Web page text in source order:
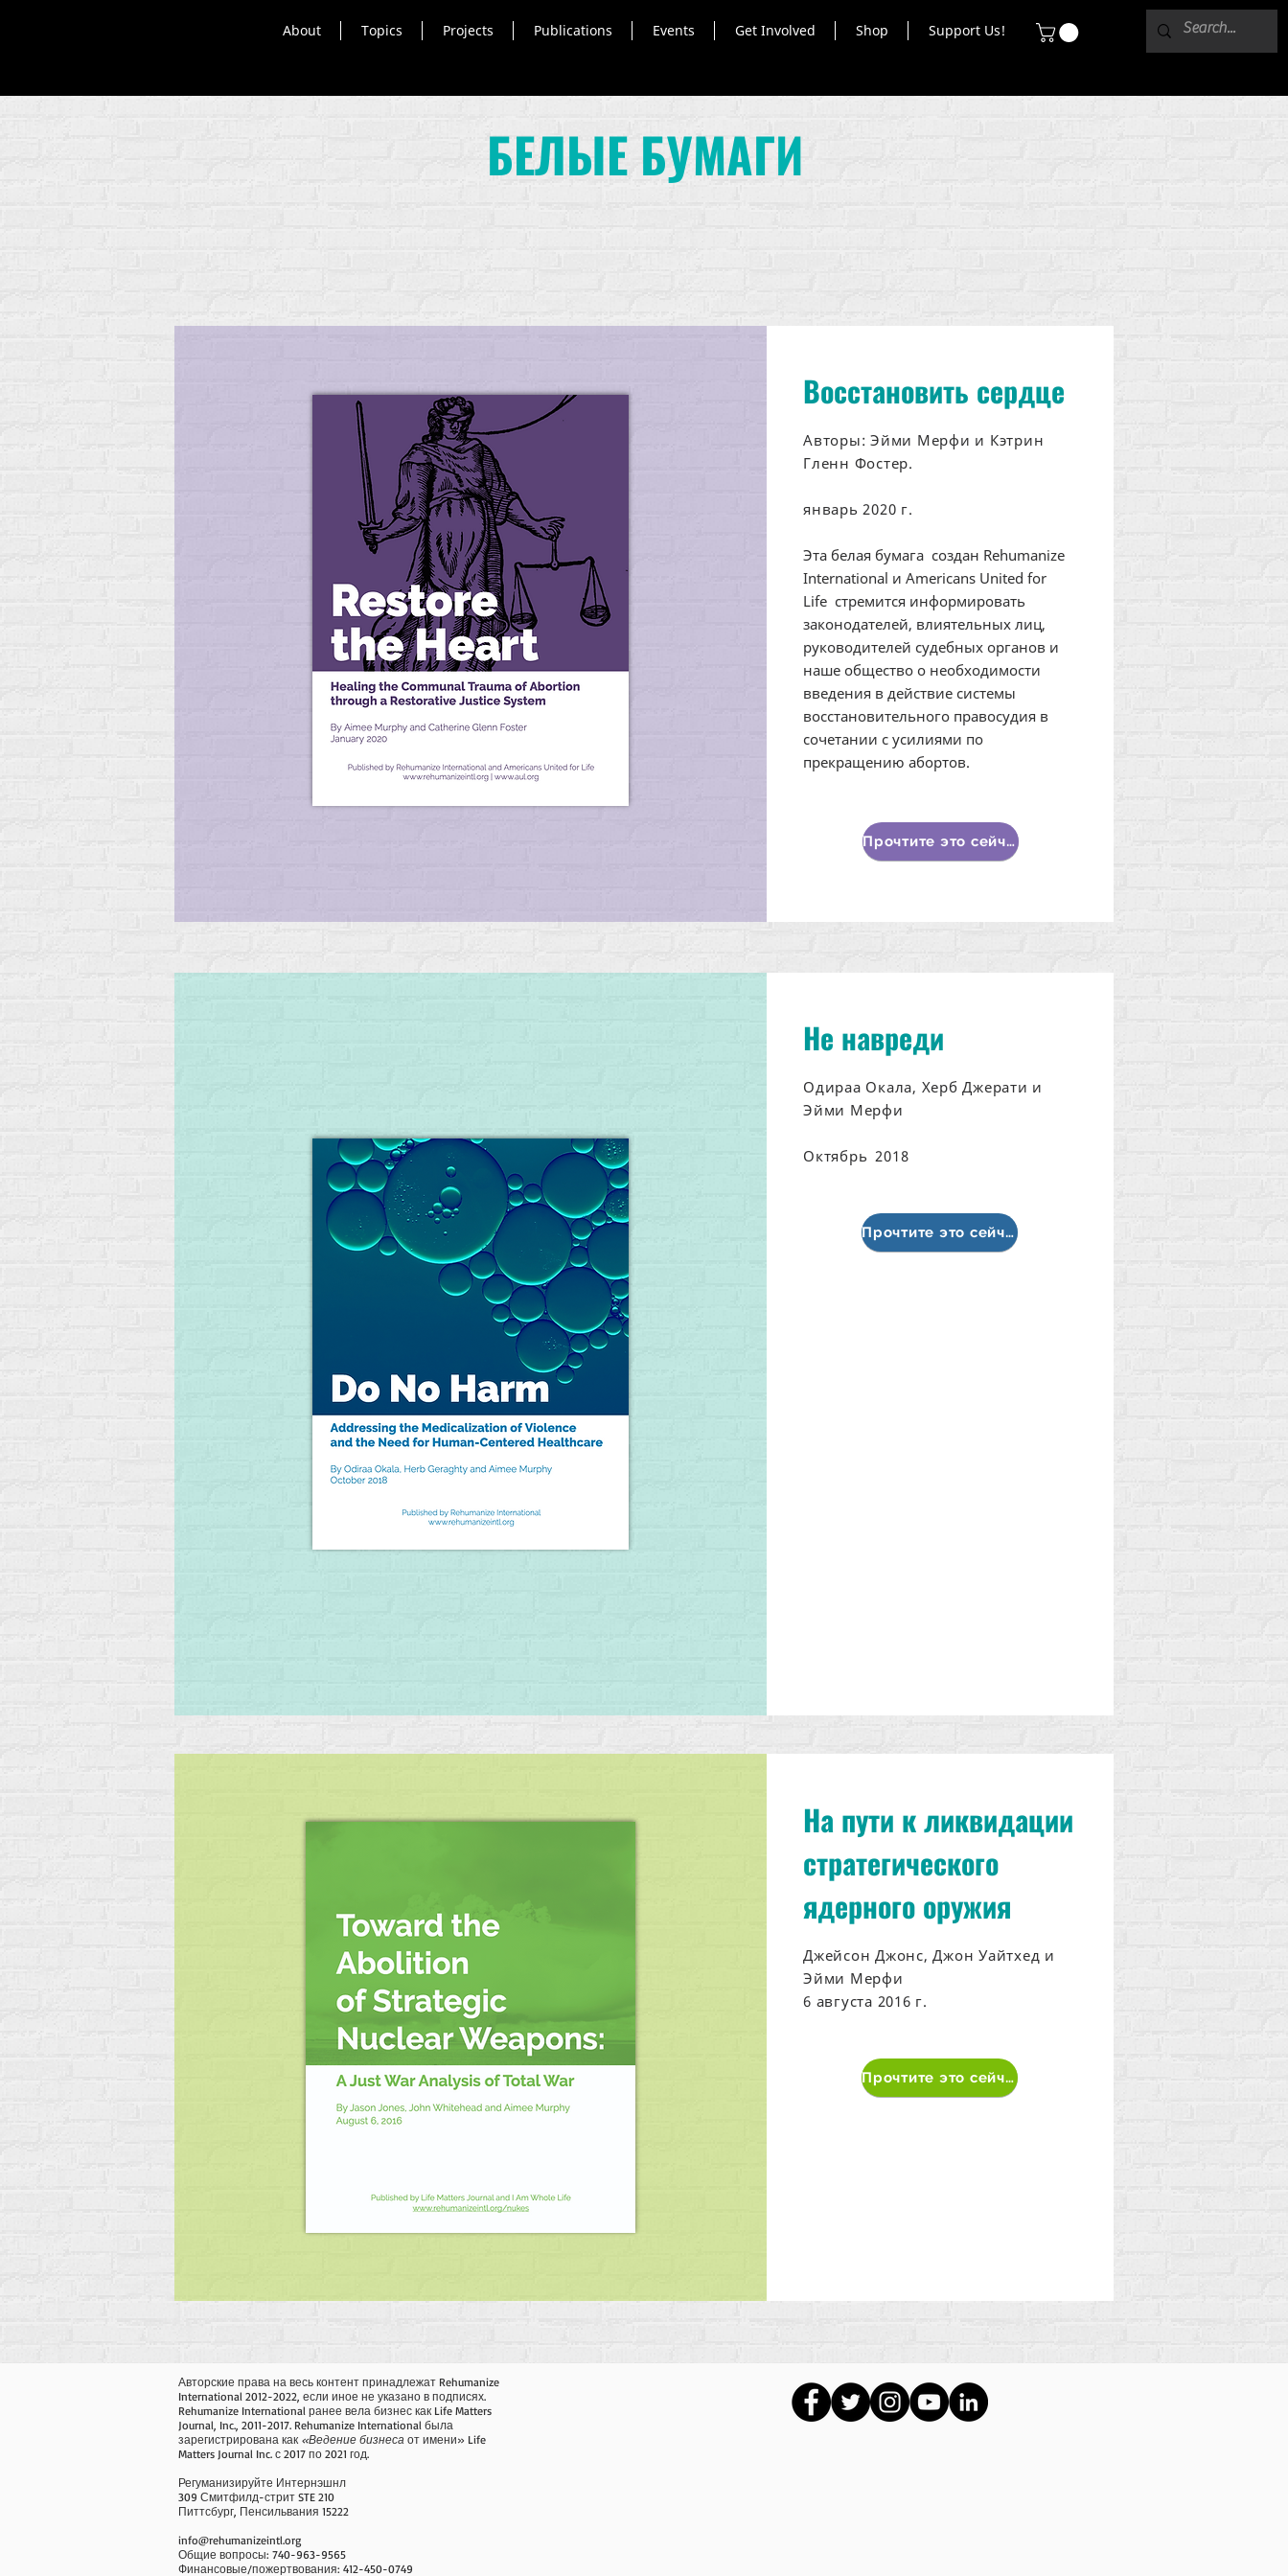
About Topics Projects Publications Events Get Involved Shop Support Us!
БЕЛЫЕ БУМАГИ
Восстановить сердце
Авторы: Эйми Мерфи и Кэтрин
Гленн Фостер.
январь 2020 г.
Эта белая бумага создан Rehumanize
International и Americans United for
Life стремится информировать
законодателей, влиятельных лиц,
руководителей судебных органов и
наше общество о необходимости
введения в действие системы
восстановительного правосудия в
сочетании с усилиями по
прекращению абортов.
Прочтите это сейчас
Не навреди
Одираа Окала, Херб Джерати и
Эйми Мерфи
Октябрь 2018
Прочтите это сейчас
На пути к ликвидации
стратегического
ядерного оружия
Джейсон Джонс, Джон Уайтхед и
Эйми Мерфи
6 августа 2016 г.
Прочтите это сейчас
Авторские права на весь контент принадлежат Rehumanize
International 2012-2022, если иное не указано в подписях.
Rehumanize International ранее вела бизнес как Life Matters
Journal, Inc., 2011-2017. Rehumanize International была
зарегистрирована как «Ведение бизнеса от имени» Life
Matters Journal Inc. с 2017 по 2021 год.
Регуманизируйте Интернэшнл
309 Смитфилд-стрит STE 210
Питтсбург, Пенсильвания 15222
info@rehumanizeintl.org
Общие вопросы: 740-963-9565
Финансовые/пожертвования: 412-450-0749